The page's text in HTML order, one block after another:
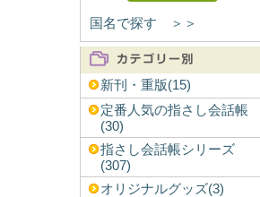
国名で探す ＞＞
新刊・重版(15)
定番人気の指さし会話帳
(30)
指さし会話帳シリーズ
(307)
オリジナルグッズ(3)